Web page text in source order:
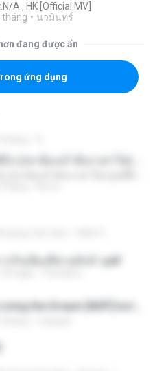
A , HK [Official MV]
tháng นวมินทร์
đang được ẩn
ứng dụng
กิจเลี้ยงพี่ชายทั้งห้า.pdf